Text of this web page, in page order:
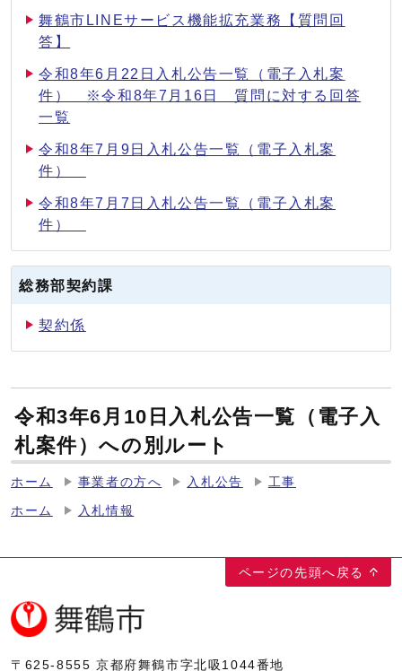
舞鶴市LINEサービス機能拡充業務【質問回
答】
令和8年6月22日入札公告一覧（電子入札案
件） ※令和8年7月16日 質問に対する回答
一覧
令和8年7月9日入札公告一覧（電子入札案
件）
令和8年7月7日入札公告一覧（電子入札案
件）
総務部契約課
契約係
令和3年6月10日入札公告一覧（電子入
札案件）への別ルート
ホーム 事業者の方へ 入札公告 工事
ホーム 入札情報
ページの先頭へ戻る
〒625-8555 京都府舞鶴市字北吸1044番地